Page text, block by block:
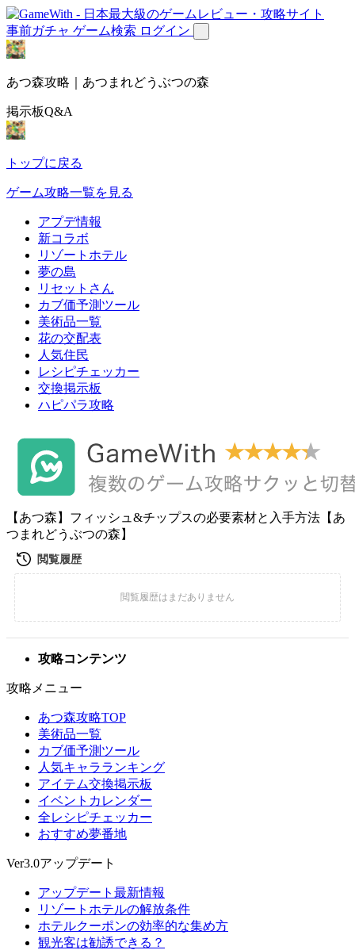
事前ガチャ ゲーム検索 ログイン
あつ森攻略｜あつまれどうぶつの森
掲示板Q&A
トップに戻る
ゲーム攻略一覧を見る
アプデ情報
新コラボ
リゾートホテル
夢の島
リセットさん
カブ価予測ツール
美術品一覧
花の交配表
人気住民
レシピチェッカー
交換掲示板
ハピパラ攻略
【あつ森】フィッシュ&チップスの必要素材と入手方法【あ
つまれどうぶつの森】
攻略コンテンツ
攻略メニュー
あつ森攻略TOP
美術品一覧
カブ価予測ツール
人気キャラランキング
アイテム交換掲示板
イベントカレンダー
全レシピチェッカー
おすすめ夢番地
Ver3.0アップデート
アップデート最新情報
リゾートホテルの解放条件
ホテルクーポンの効率的な集め方
観光客は勧誘できる？